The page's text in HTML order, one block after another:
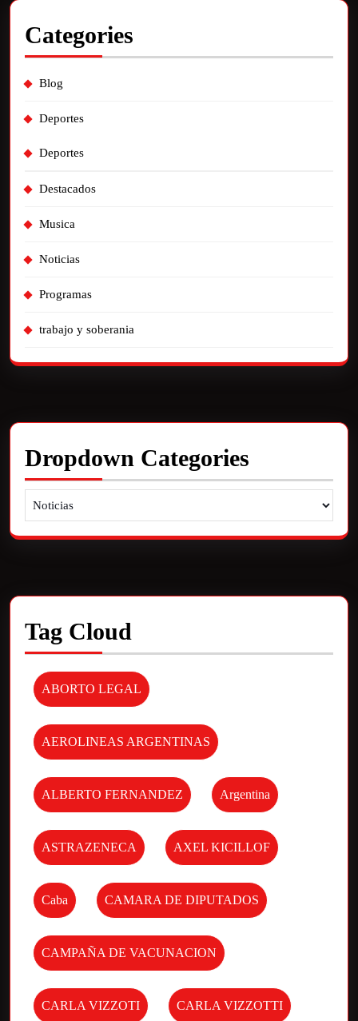
Categories
Blog
Deportes
Deportes
Destacados
Musica
Noticias
Programas
trabajo y soberania
Dropdown Categories
Tag Cloud
ABORTO LEGAL
AEROLINEAS ARGENTINAS
ALBERTO FERNANDEZ Argentina
ASTRAZENECA AXEL KICILLOF
Caba CAMARA DE DIPUTADOS
CAMPAÑA DE VACUNACION
CARLA VIZZOTI CARLA VIZZOTTI